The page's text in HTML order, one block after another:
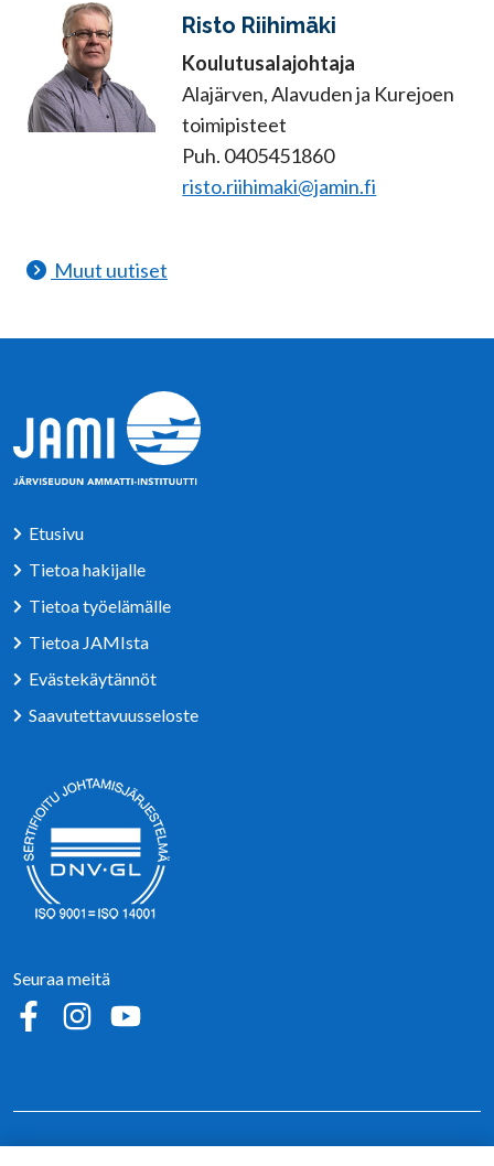
Risto Riihimäki
Koulutusalajohtaja
Alajärven, Alavuden ja Kurejoen
toimipisteet
Puh. 0405451860
risto.riihimaki@jamin.fi
Muut uutiset
Etusivu
Tietoa hakijalle
Tietoa työelämälle
Tietoa JAMIsta
Evästekäytännöt
Saavutettavuusseloste
Seuraa meitä
Sosiaalinen media: facebook
Sosiaalinen media: instagram
Sosiaalinen media: youtube